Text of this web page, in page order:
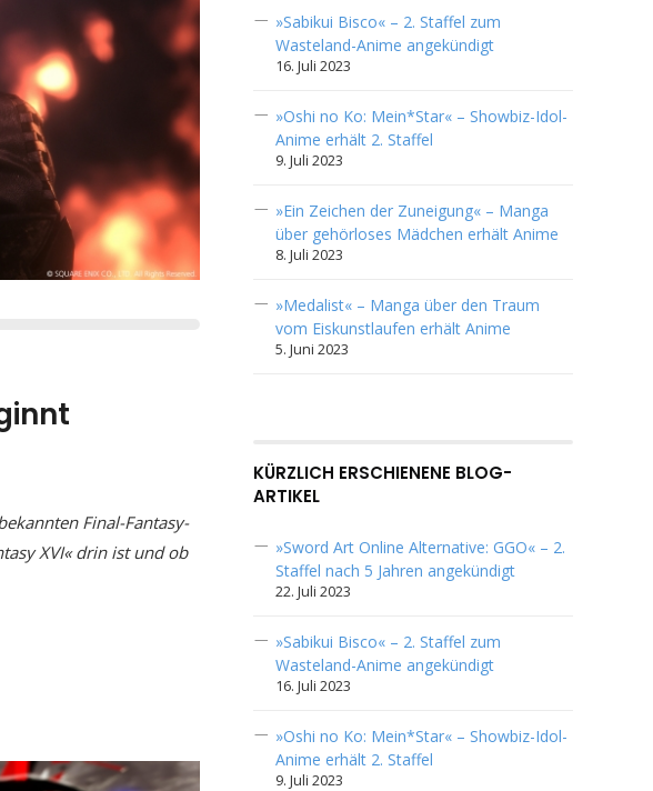
Final-Fantasy-
XVI« drin ist und ob
»Sabikui Bisco« – 2. Staffel zum
Wasteland-Anime angekündigt
16. Juli 2023
»Oshi no Ko: Mein*Star« – Showbiz-Idol-
Anime erhält 2. Staffel
9. Juli 2023
»Ein Zeichen der Zuneigung« – Manga
über gehörloses Mädchen erhält Anime
8. Juli 2023
»Medalist« – Manga über den Traum
vom Eiskunstlaufen erhält Anime
5. Juni 2023
KÜRZLICH ERSCHIENENE BLOG-
ARTIKEL
»Sword Art Online Alternative: GGO« – 2.
Staffel nach 5 Jahren angekündigt
22. Juli 2023
»Sabikui Bisco« – 2. Staffel zum
Wasteland-Anime angekündigt
16. Juli 2023
»Oshi no Ko: Mein*Star« – Showbiz-Idol-
Anime erhält 2. Staffel
9. Juli 2023